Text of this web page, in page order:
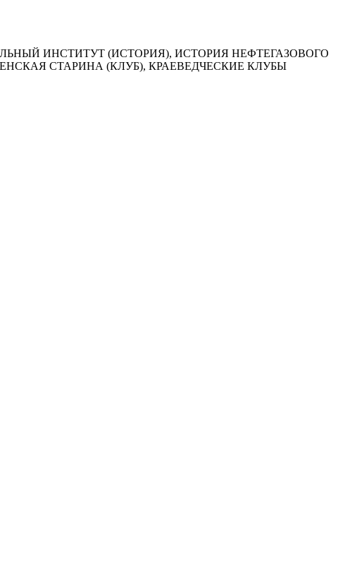
ИНСТИТУТ (ИСТОРИЯ), ИСТОРИЯ НЕФТЕГАЗОВОГО
СТАРИНА (КЛУБ), КРАЕВЕДЧЕСКИЕ КЛУБЫ